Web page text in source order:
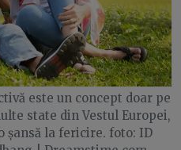
este un concept doar pe
state din Vestul Europei,
șansă la fericire. foto: ID